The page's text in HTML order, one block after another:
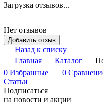
Загрузка отзывов...
Нет отзывов
Добавить отзыв
Назад к списку
Главная
Каталог
0 Избранные 0
Статьи
Подписаться
на новости и акции